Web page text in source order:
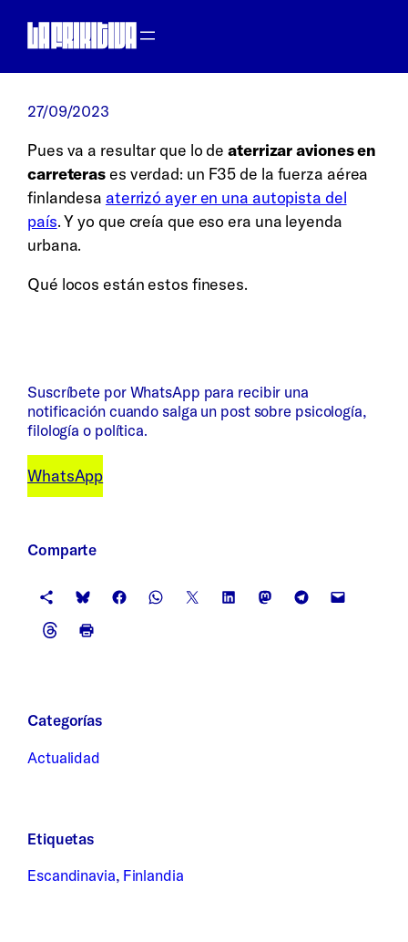
27/09/2023
Pues va a resultar que lo deaterrizar aviones en
carreteras es verdad: un F35 de la fuerza aérea
finlandesa aterrizó ayer en una autopista del
país. Y yo que creía que eso era una leyenda
urbana.
Qué locos están estos fineses.
Suscríbete por WhatsApp para recibir una
notificación cuando salga un post sobre psicología,
filología o política.
WhatsApp
Comparte
Categorías
Actualidad
Etiquetas
Escandinavia, Finlandia